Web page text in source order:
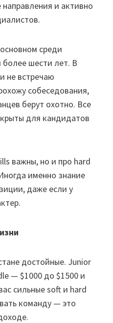
и активно
среди
более шести лет. В
не встречаю
собеседования,
берут охотно. Все
для кандидатов
важны, но и про hard
именно знание
даже если у
достойные. Junior
— $1000 до $1500 и
сильные soft и hard
команду — это